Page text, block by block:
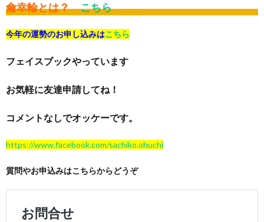
龠幸輪とは？ こちら
今年の運勢のお申し込みはこちら
フェイスブックやっています
お気軽に友達申請してね！
コメントなしでオッケーです。
https://www.facebook.com/sachiko.ohuchi
質問やお申込みはこちらからどうぞ